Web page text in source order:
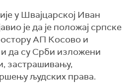
у Швајцарској Иван
је да је положај српске
АП Косово и
да су Срби изложени
застрашивању,
људских права.